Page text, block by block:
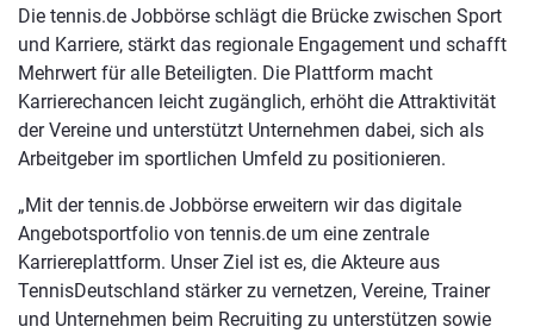
Die tennis.de Jobbörse schlägt die Brücke zwischen Sport
und Karriere, stärkt das regionale Engagement und schafft
Mehrwert für alle Beteiligten. Die Plattform macht
Karrierechancen leicht zugänglich, erhöht die Attraktivität
der Vereine und unterstützt Unternehmen dabei, sich als
Arbeitgeber im sportlichen Umfeld zu positionieren.
„Mit der tennis.de Jobbörse erweitern wir das digitale
Angebotsportfolio von tennis.de um eine zentrale
Karriereplattform. Unser Ziel ist es, die Akteure aus
TennisDeutschland stärker zu vernetzen, Vereine, Trainer
und Unternehmen beim Recruiting zu unterstützen sowie